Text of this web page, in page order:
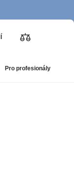
Pro profesionály